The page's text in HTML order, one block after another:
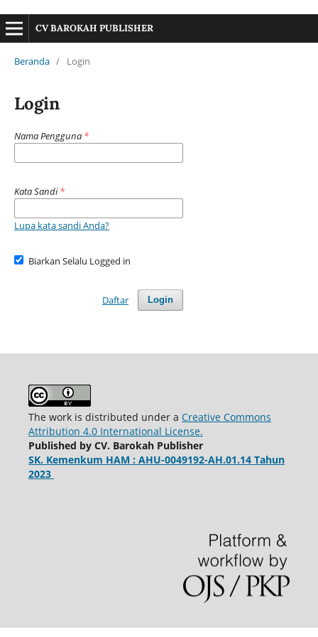
CV BAROKAH PUBLISHER
Beranda / Login
Login
Nama Pengguna *
Kata Sandi*
Lupa kata sandi Anda?
Biarkan Selalu Logged in
Login
Daftar
The work is distributed under a Creative Commons
Attribution 4.0 International License.
Published by CV. Barokah Publisher
SK. Kemenkum HAM : AHU-0049192-AH.01.14 Tahun
2023